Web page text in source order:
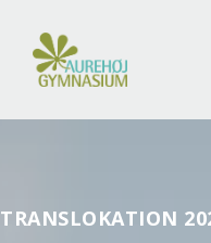
TRANSLOKATION